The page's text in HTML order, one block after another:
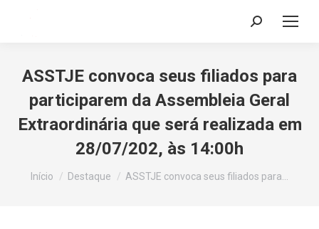
Search:
ASSTJE convoca seus filiados para
participarem da Assembleia Geral
Extraordinária que será realizada em
28/07/202, às 14:00h
Você está aqui:
Início Destaque ASSTJE convoca seus filiados para…